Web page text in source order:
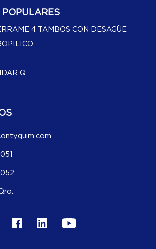
POPULARES
4 TAMBOS CON DESAGÜE
Q